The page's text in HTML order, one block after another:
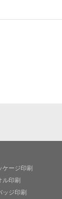
ケージ印刷
ル印刷
ッジ印刷